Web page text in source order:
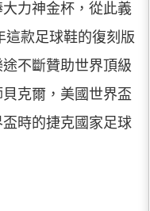
力神金杯，從此義
這款足球鞋的復刻版
不斷贊助世界頂級
克爾，美國世界盃
時的捷克國家足球